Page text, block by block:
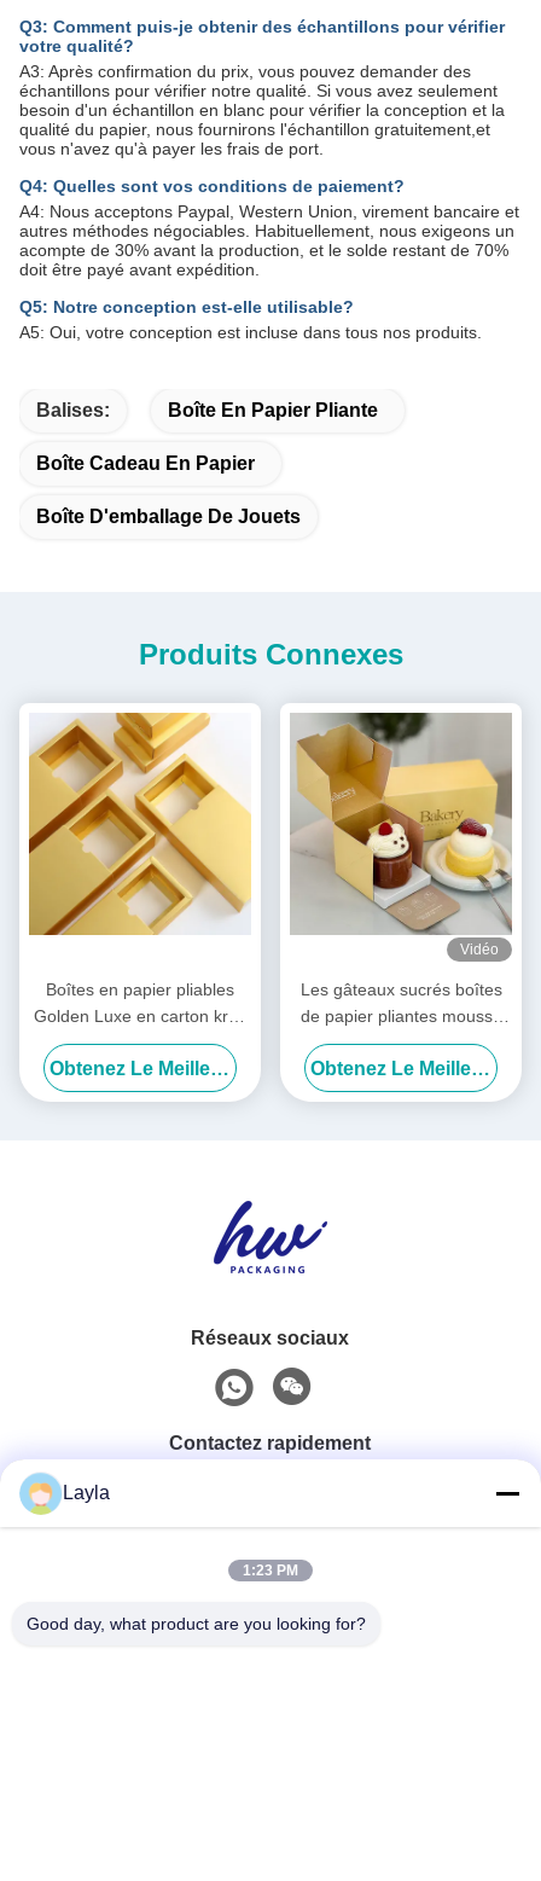
Q3: Comment puis-je obtenir des échantillons pour vérifier
votre qualité?
A3: Après confirmation du prix, vous pouvez demander des
échantillons pour vérifier notre qualité. Si vous avez seulement
besoin d'un échantillon en blanc pour vérifier la conception et la
qualité du papier, nous fournirons l'échantillon gratuitement,et
vous n'avez qu'à payer les frais de port.
Q4: Quelles sont vos conditions de paiement?
A4: Nous acceptons Paypal, Western Union, virement bancaire et
autres méthodes négociables. Habituellement, nous exigeons un
acompte de 30% avant la production, et le solde restant de 70%
doit être payé avant expédition.
Q5: Notre conception est-elle utilisable?
A5: Oui, votre conception est incluse dans tous nos produits.
Balises: Boîte En Papier Pliante
Boîte Cadeau En Papier
Boîte D'emballage De Jouets
Produits Connexes
Boîtes en papier pliables
Golden Luxe en carton kraft
avec tiroir coulissant
Obtenez Le Meilleur Prix
Vidéo
Les gâteaux sucrés boîtes
de papier pliantes mousse
carré pâtisseries boulangerie
boîte d'emballageObtenez Le Meilleur Prix
Réseaux sociaux
Contactez rapidement
0086-18688885859
Email
Layla
1:23 PM
Good day, what product are you looking for?